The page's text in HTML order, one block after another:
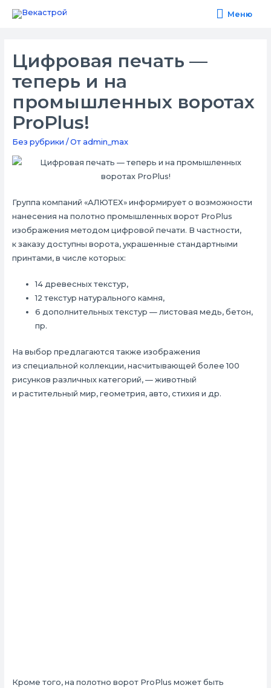
Меню
Меню
Цифровая печать —
теперь и на
промышленных воротах
ProPlus!
Без рубрики / От admin_max
Группа компаний «АЛЮТЕХ» информирует о возможности
нанесения на полотно промышленных ворот ProPlus
изображения методом цифровой печати. В частности,
к заказу доступны ворота, украшенные стандартными
принтами, в числе которых:
14 древесных текстур,
12 текстур натурального камня,
6 дополнительных текстур — листовая медь, бетон,
пр.
На выбор предлагаются также изображения
из специальной коллекции, насчитывающей более 100
рисунков различных категорий, — животный
и растительный мир, геометрия, авто, стихия и др.
Кроме того, на полотно ворот ProPlus может быть